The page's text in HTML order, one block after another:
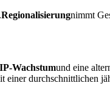
Regionalisierungnimmt
Wachstumund eine
einer durchschnittlichen